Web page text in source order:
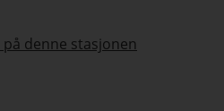
denne stasjonen